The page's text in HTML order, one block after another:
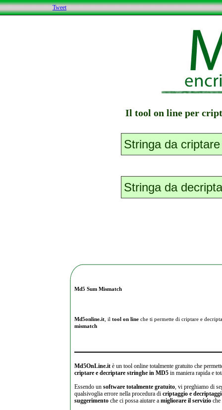
Tweet
Il tool on line per
Md5 Sum Mismatch
Md5online.it, il tool on lineche ti permette di criptare e
mismatch
Md5OnLine.itè un tool online totalmente gratuito che
criptare e decriptare stringhe in MD5in maniera rapida e
Essendo un software totalmente gratuito, vi preghiamo di
qualsivoglia errore nella procedura di criptaggio e
suggerimentoche ci possa aiutare a migliorare il servizioche